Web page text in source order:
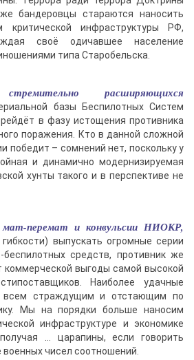
бандеровцы стараются наносить
критической инфраструктуры РФ,
своё одичавшее население
типа Старобельска.
расширяющихся
базы Беспилотных Систем
в фазу истощения противника
поражения. Кто в данной сложной
победит – сомнений нет, поскольку у
и динамично модернизируемая
хунты такого и в перспективе не
перемат и конвульсии НИОКР,
выпускать огромные серии
средств, противник же
коммерческой выгоды самой высокой
Наиболее удачные
всем страждущим и отстающим по
Мы на порядки больше наносим
инфраструктуре и экономике
… царапины, если говорить
чисел соотношений.